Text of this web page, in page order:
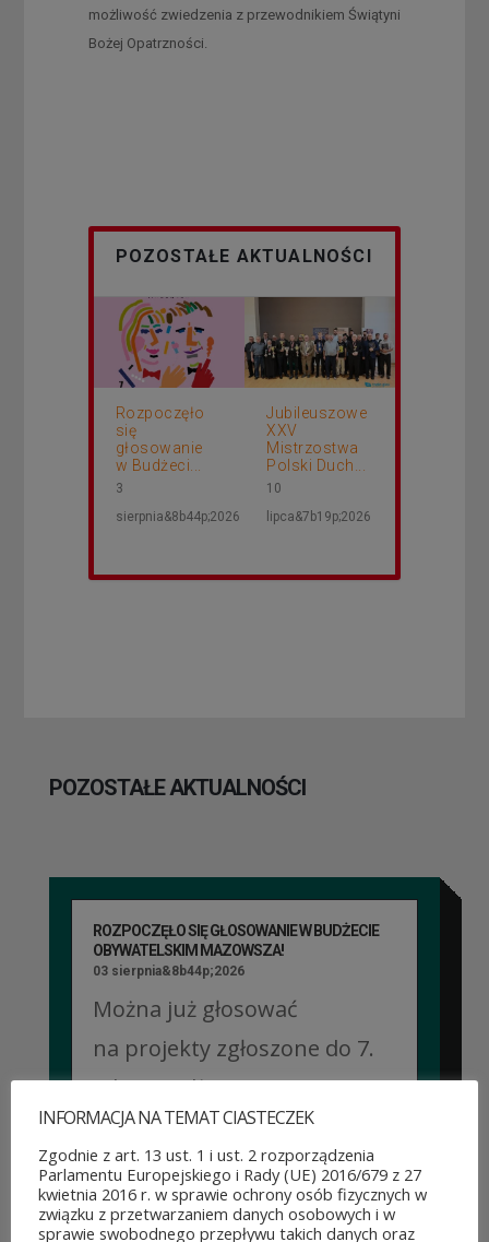
możliwość zwiedzenia z przewodnikiem Świątyni
Bożej Opatrzności.
POZOSTAŁE AKTUALNOŚCI
Rozpoczęło
się
głosowanie
w Budżeci...
3
sierpnia&8b44p;2026
Jubileuszowe
XXV
Mistrzostwa
Polski Duch...
10
lipca&7b19p;2026
POZOSTAŁE AKTUALNOŚCI
ROZPOCZĘŁO SIĘ GŁOSOWANIE W BUDŻECIE
OBYWATELSKIM MAZOWSZA!
03 sierpnia&8b44p;2026
Można już głosować
na projekty zgłoszone do 7.
edycji Budżetu
Obywatelskiego Mazowsza.
To mieszkańcy zdecydują,
które pomysły dostaną
INFORMACJA NA TEMAT CIASTECZEK
Zgodnie z art. 13 ust. 1 i ust. 2 rozporządzenia
Parlamentu Europejskiego i Rady (UE) 2016/679 z 27
kwietnia 2016 r. w sprawie ochrony osób fizycznych w
związku z przetwarzaniem danych osobowych i w
sprawie swobodnego przepływu takich danych oraz